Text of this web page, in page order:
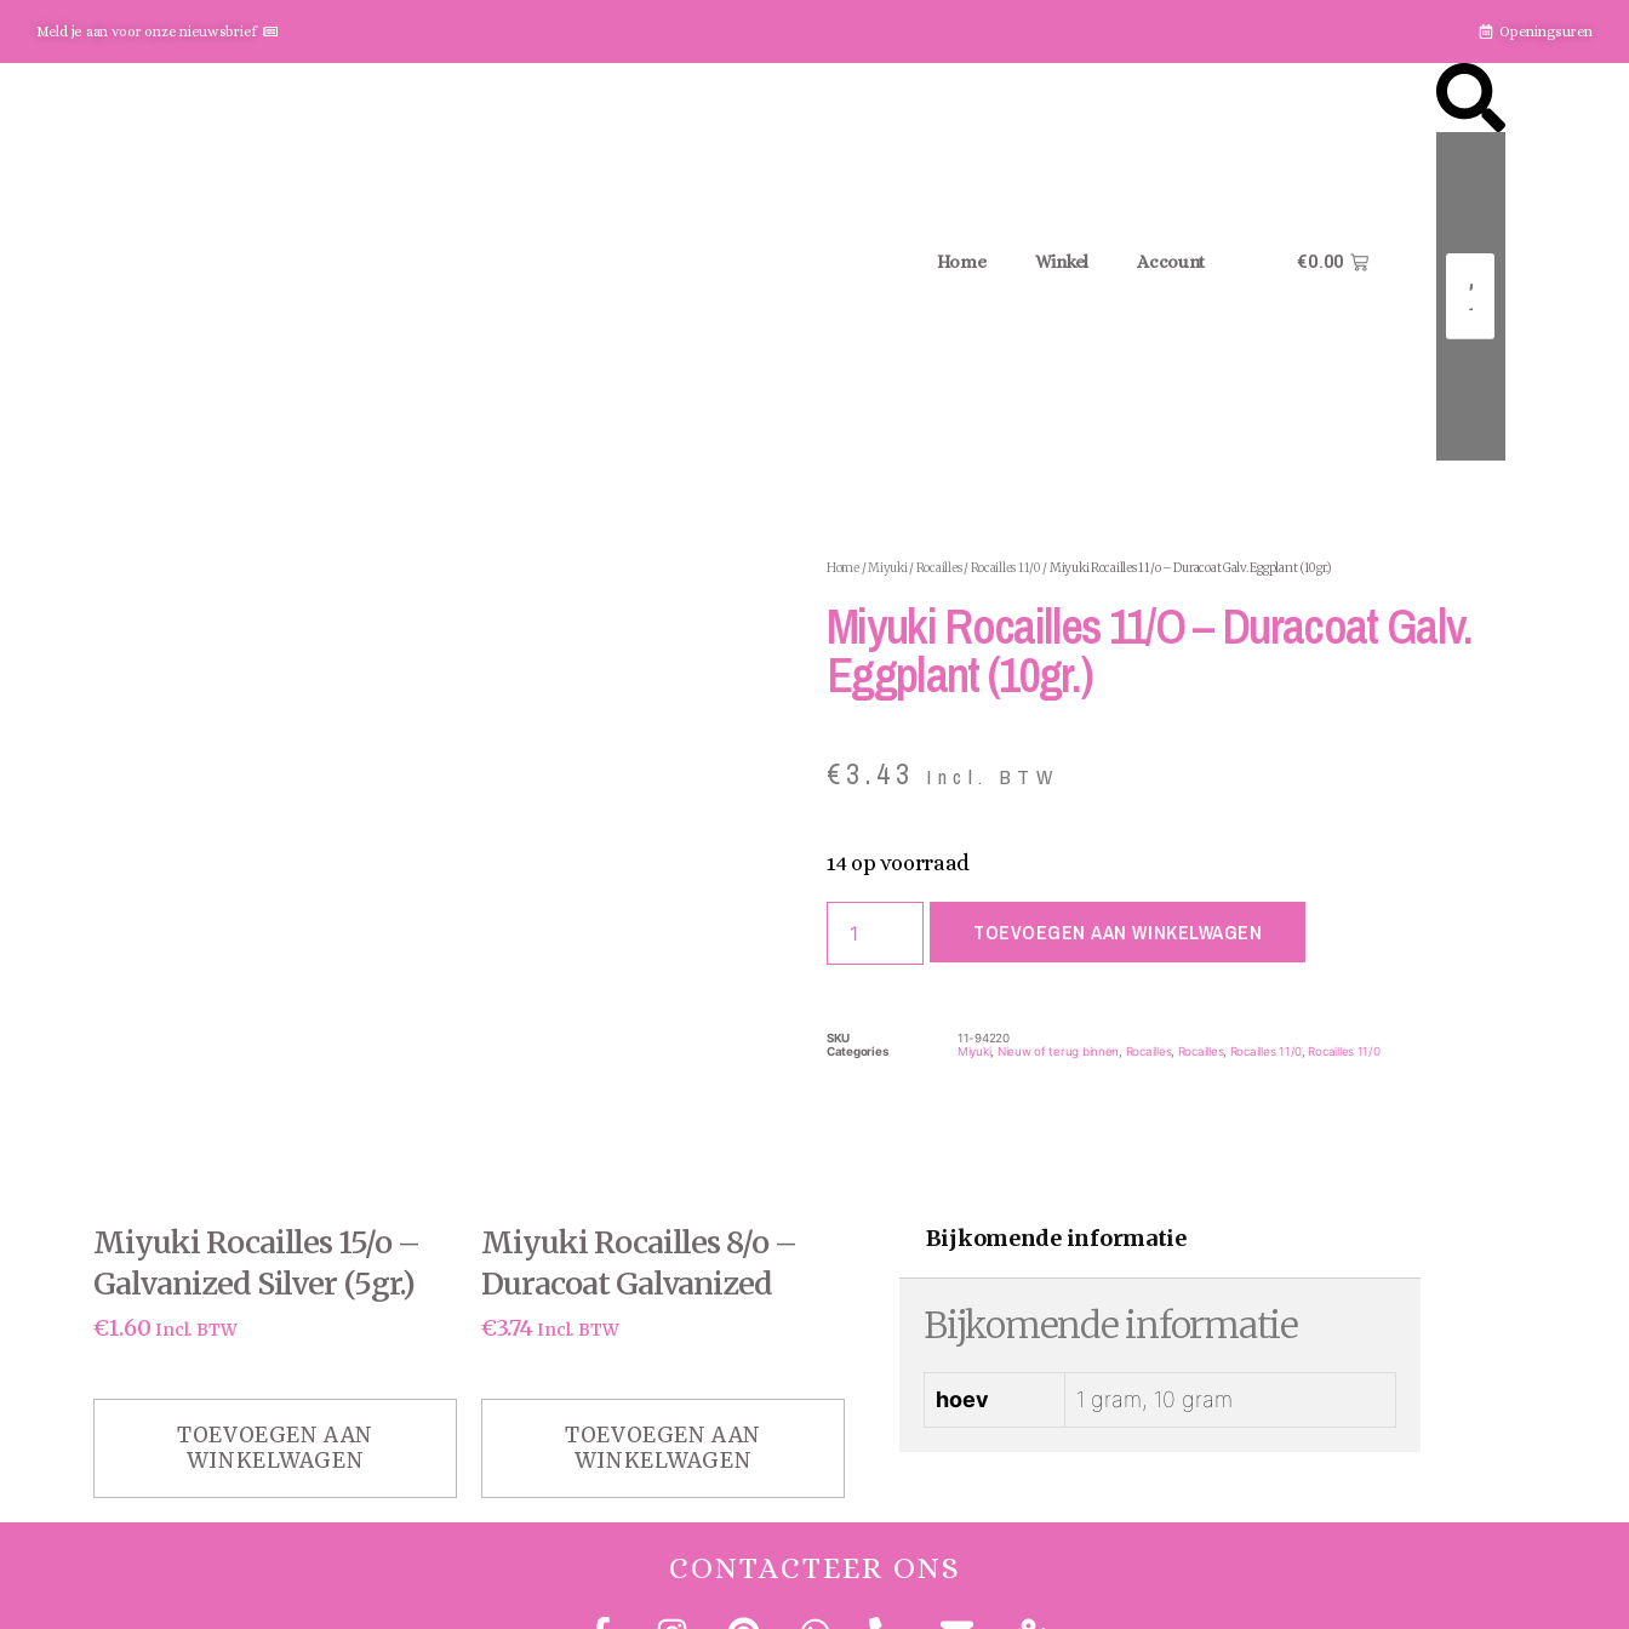
Meld je aan voor onze nieuwsbrief Openingsuren
Home Winkel Account €0.00
Home/Miyuki/Rocailles/Rocailles 11/0 / Miyuki Rocailles 11/o – Duracoat Galv. Eggplant (10gr.)
Miyuki Rocailles 11/o – Duracoat Galv.
Eggplant (10gr.)
€3.43 Incl. BTW
14 op voorraad
TOEVOEGEN AAN WINKELWAGEN
SKU
11-94220
Categories
Miyuki, Nieuw of terug binnen Rocailles, Rocailles, Rocailles 11/0 Rocailles 11/0
Miyuki Rocailles 15/o –
Galvanized Silver (5gr.)
€1.60 Incl. BTW
TOEVOEGEN AAN
WINKELWAGEN
Miyuki Rocailles 8/o –
Duracoat Galvanized
Gold (10gr.)
€3.74 Incl. BTW
TOEVOEGEN AAN
WINKELWAGEN
Bijkomende informatie
Bijkomende informatie
hoev 1 gram, 10 gram
CONTACTEER ONS